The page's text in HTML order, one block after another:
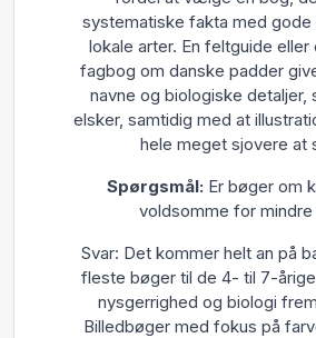
systematiske fakta med gode
lokale arter. En feltguide
fagbog om danske padder
navne og biologiske
elsker, samtidig med at
hele meget sjovere at
Spørgsmål: Er bøger om
voldsomme for mindre
Svar: Det kommer helt an på
fleste bøger til de 4- til 7-
nysgerrighed og biologi
Billedbøger med fokus på